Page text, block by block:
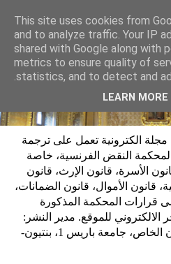
الكترونية تعمل على ترجمة
لمحكمة النقض الفرنسية، خاصة
الأسرة، قانون الإرث، قانون
قانون الأموال، قانون الضمانات،
قرارات المحكمة المذكورة
الالكتروني للموقع. مدير النشر:
محمد بلمعلم، باحث في القانون الخاص، جامعة باريس 1، بنتيون-
This site uses cookies from
and to analyze traffic. Your IP
shared with Google along with
metrics to ensure quality of
statistics, and to detect and
LEARN MORE